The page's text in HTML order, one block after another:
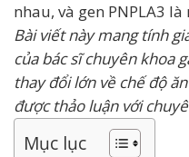
nhau, và gen PNPLA3
Bài viết này mang tính
của bác sĩ chuyên khoa
thay đổi lớn về chế độ
được thảo luận với
Mục lục